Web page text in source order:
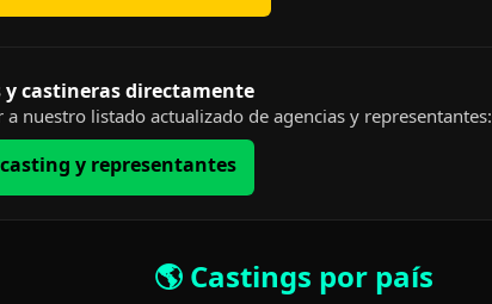
y castineras directamente
a nuestro listado actualizado de agencias y representantes:
y representantes
🌎 Castings por país